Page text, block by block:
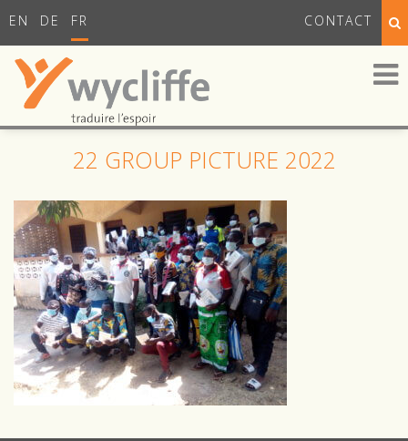
EN DE FR CONTACT
22 GROUP PICTURE 2022